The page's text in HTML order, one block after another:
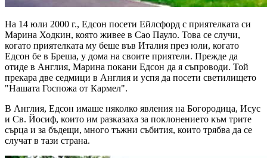
На 14 юли 2000 г., Едсон посети Ейлсфорд с приятелката си
Марина Ходкин, която живее в Сао Пауло. Това се случи,
когато приятелката му беше във Италия през юли, когато
Едсон бе в Бреша, у дома на своите приятели. Прежде да
отиде в Англия, Марина покани Едсон да я съпроводи. Той
прекара две седмици в Англия и успя да посети светилището
"Нашата Госпожа от Кармел".
В Англия, Едсон имаше няколко явления на Богородица, Исус
и Св. Йосиф, които им разказаха за поклонението към трите
сърца и за бъдещи, много тъжни събития, които трябва да се
случат в тази страна.